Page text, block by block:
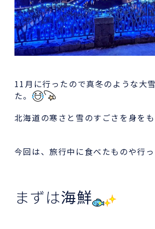
11月に行ったので真冬のような大
た。
北海道の寒さと雪のすごさを身を
今回は、旅行中に食べたものや行
まずは海鮮